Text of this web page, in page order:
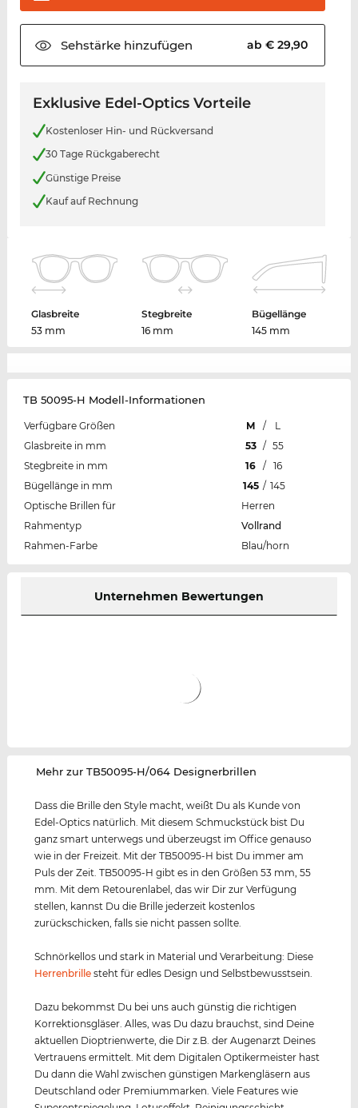
Sehstärkehinzufügen ab € 29,90
Exklusive Edel-Optics Vorteile
Kostenloser Hin- und Rückversand
30 Tage Rückgaberecht
Günstige Preise
Kauf auf Rechnung
Glasbreite
53 mm
Stegbreite
16 mm
Bügellänge
145 mm
TB 50095-H Modell-Informationen
Verfügbare Größen M /
L
Glasbreite in mm
53 / 55
Stegbreite in mm
16 /
16
Bügellänge in mm
145 / 145
Optische Brillen für
Herren
Rahmentyp
Vollrand
Rahmen-Farbe
Blau/horn
Unternehmen Bewertungen
‌Mehr zur TB50095-H/064 Designerbrillen
Dass die Brille den Style macht, weißt Du als Kunde von
Edel-Optics natürlich. Mit diesem Schmuckstück bist Du
ganz smart unterwegs und überzeugst im Office genauso
wie in der Freizeit. Mit der TB50095-H bist Du immer am
Puls der Zeit. TB50095-H gibt es in den Größen 53 mm, 55
mm. Mit dem Retourenlabel, das wir Dir zur Verfügung
stellen, kannst Du die Brille jederzeit kostenlos
zurückschicken, falls sie nicht passen sollte.
Schnörkellos und stark in Material und Verarbeitung: Diese
Herrenbrille steht für edles Design und Selbstbewusstsein.
Dazu bekommst Du bei uns auch günstig die richtigen
Korrektionsgläser. Alles, was Du dazu brauchst, sind Deine
aktuellen Dioptrienwerte, die Dir z.B. der Augenarzt Deines
Vertrauens ermittelt. Mit dem Digitalen Optikermeister hast
Du dann die Wahl zwischen günstigen Markengläsern aus
Deutschland oder Premiummarken. Viele Features wie